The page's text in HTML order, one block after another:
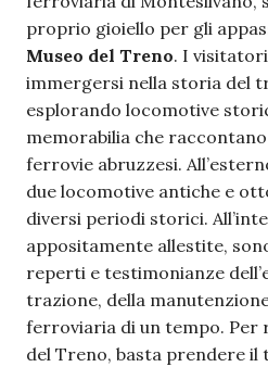
proprio gioiello per gli
Museo del Treno. I
immergersi nella storia del
esplorando locomotive
memorabilia che
ferrovie abruzzesi.
due locomotive antiche e
diversi periodi storici.
appositamente allestite,
reperti e testimonianze
trazione, della
ferroviaria di un tempo. Per
del Treno, basta prendere il